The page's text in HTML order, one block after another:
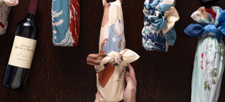
XLサイズ(約130cm～)
弔事・法事
記念品
海外へのお土産
季節の贈り物
インテリア
ギフトラッピング
とっておきの日
ウール
レーヨン
正絹(絹100％)
kata kata
鈴木マサル
こはれ
竹久夢二
ふろしきパッチン活用